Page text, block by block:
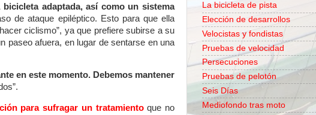
bicicleta adaptada, así como un sistema
de ataque epiléptico. Esto para que ella
ciclismo”, ya que prefiere subirse a su
paseo afuera, en lugar de sentarse en una
en este momento. Debemos mantener
para sufragar un tratamientoque no
La bicicleta de pista
Elección de desarrollos
Velocistas y fondistas
Pruebas de velocidad
Persecuciones
Pruebas de pelotón
Seis Días
Mediofondo tras moto